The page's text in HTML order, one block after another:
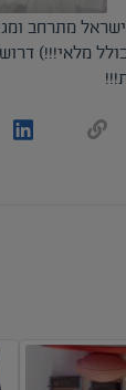
מתרחב
מלאי!!!)